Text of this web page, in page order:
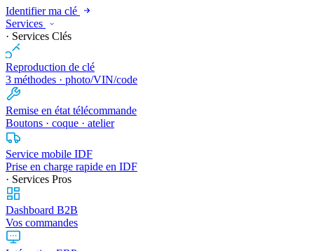
Identifier ma clé
Services
· Services Clés
Reproduction de clé
3 méthodes · photo/VIN/code
Remise en état télécommande
Boutons · coque · atelier
Service mobile IDF
Prise en charge rapide en IDF
· Services Pros
Dashboard B2B
Vos commandes